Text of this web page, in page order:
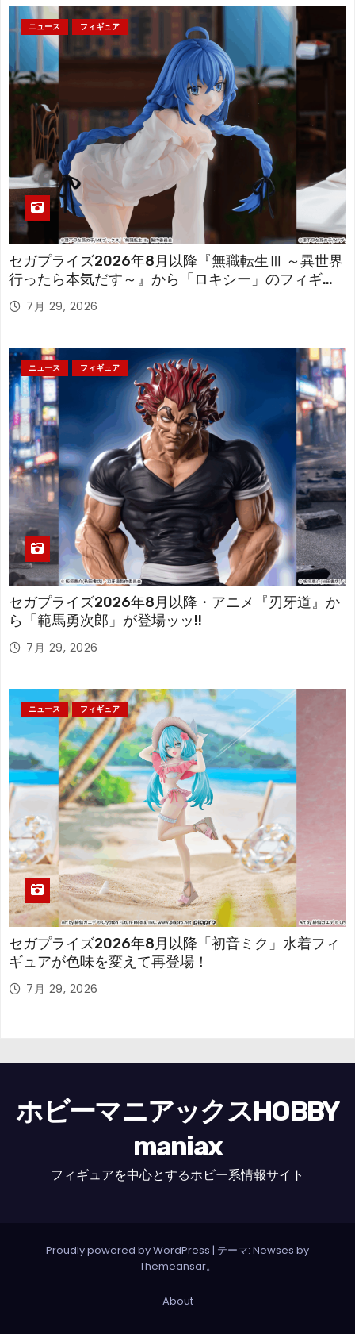
ニュース フィギュア
セガプライズ2026年8月以降『無職転生Ⅲ ～異世界
行ったら本気だす～』から「ロキシー」のフィギュ
アが登場！
7月 29, 2026
ニュース フィギュア
セガプライズ2026年8月以降・アニメ『刃牙道』か
ら「範馬勇次郎」が登場ッッ!!
7月 29, 2026
ニュース フィギュア
セガプライズ2026年8月以降「初音ミク」水着フィ
ギュアが色味を変えて再登場！
7月 29, 2026
ホビーマニアックスHOBBY
maniax
フィギュアを中心とするホビー系情報サイト
Proudly powered by WordPress | テーマ: Newses by
Themeansar。
About